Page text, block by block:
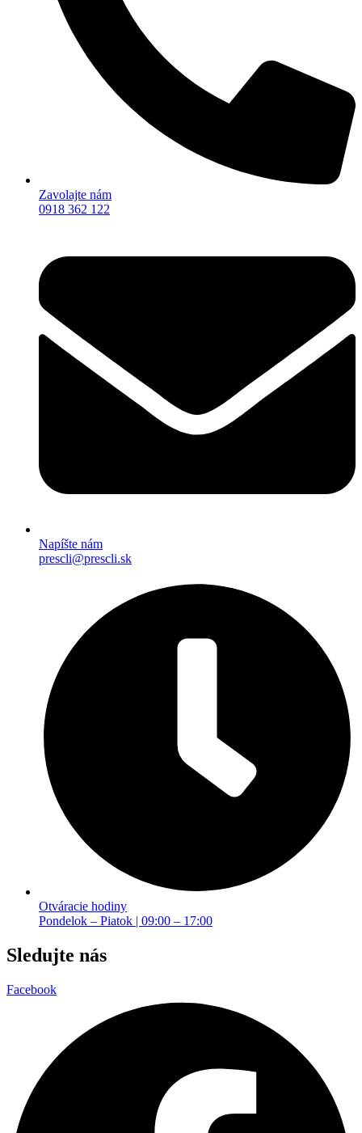
Zavolajte nám
0918 362 122
Napíšte nám
prescli@prescli.sk
Otváracie hodiny
Pondelok – Piatok | 09:00 – 17:00
Sledujte nás
Facebook